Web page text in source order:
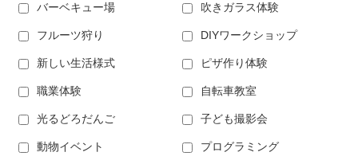
バーベキュー場 吹きガラス体験
フルーツ狩り DIYワークショップ
新しい生活様式 ピザ作り体験
職業体験 自転車教室
光るどろだんご 子ども撮影会
動物イベント プログラミング